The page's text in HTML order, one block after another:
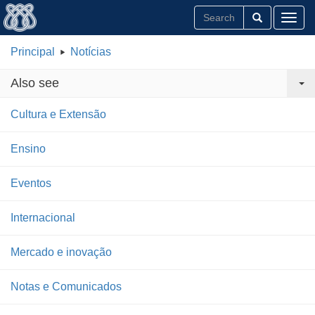
Principal Notícias
Also see
Cultura e Extensão
Ensino
Eventos
Internacional
Mercado e inovação
Notas e Comunicados